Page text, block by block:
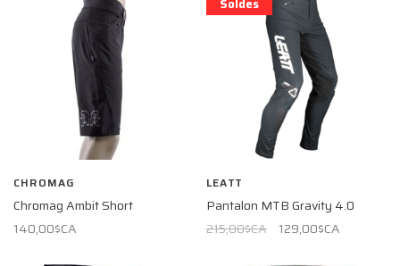
CHROMAG
Chromag Ambit Short
140,00$CA
Soldes
LEATT
Pantalon MTB Gravity 4.0
215,00$CA
129,00$CA